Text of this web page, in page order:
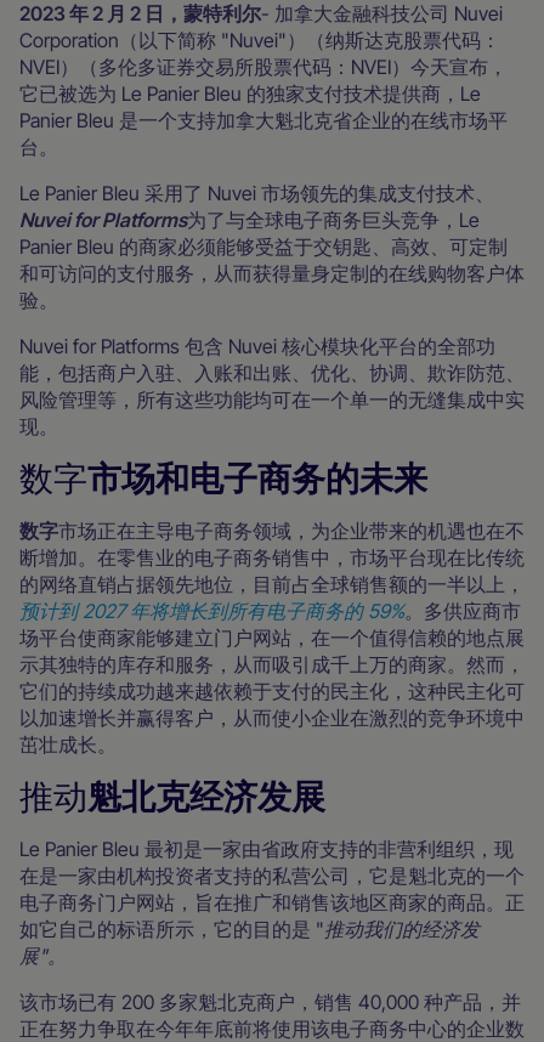
2023 年 2 月 2 日，蒙特利尔- 加拿大金融科技公司 Nuvei
Corporation（以下简称 "Nuvei"）（纳斯达克股票代码：
NVEI）（多伦多证券交易所股票代码：NVEI）今天宣布，
它已被选为 Le Panier Bleu 的独家支付技术提供商，Le
Panier Bleu 是一个支持加拿大魁北克省企业的在线市场平
台。
Le Panier Bleu 采用了 Nuvei 市场领先的集成支付技术、
Nuvei for Platforms为了与全球电子商务巨头竞争，Le
Panier Bleu 的商家必须能够受益于交钥匙、高效、可定制
和可访问的支付服务，从而获得量身定制的在线购物客户体
验。
Nuvei for Platforms 包含 Nuvei 核心模块化平台的全部功
能，包括商户入驻、入账和出账、优化、协调、欺诈防范、
风险管理等，所有这些功能均可在一个单一的无缝集成中实
现。
数字市场和电子商务的未来
‍数字市场正在主导电子商务领域，为企业带来的机遇也在不
断增加。在零售业的电子商务销售中，市场平台现在比传统
的网络直销占据领先地位，目前占全球销售额的一半以上，
预计到 2027 年将增长到所有电子商务的 59%。多供应商市
场平台使商家能够建立门户网站，在一个值得信赖的地点展
示其独特的库存和服务，从而吸引成千上万的商家。然而，
它们的持续成功越来越依赖于支付的民主化，这种民主化可
以加速增长并赢得客户，从而使小企业在激烈的竞争环境中
茁壮成长。
推动魁北克经济发展
Le Panier Bleu 最初是一家由省政府支持的非营利组织，现
在是一家由机构投资者支持的私营公司，它是魁北克的一个
电子商务门户网站，旨在推广和销售该地区商家的商品。正
如它自己的标语所示，它的目的是 "推动我们的经济发
展"。
该市场已有 200 多家魁北克商户，销售 40,000 种产品，并
正在努力争取在今年年底前将使用该电子商务中心的企业数